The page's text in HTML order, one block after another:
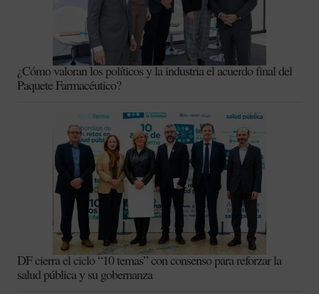
¿Cómo valoran los políticos y la industria el acuerdo final del
Paquete Farmacéutico?
DF cierra el ciclo “10 temas” con consenso para reforzar la
salud pública y su gobernanza